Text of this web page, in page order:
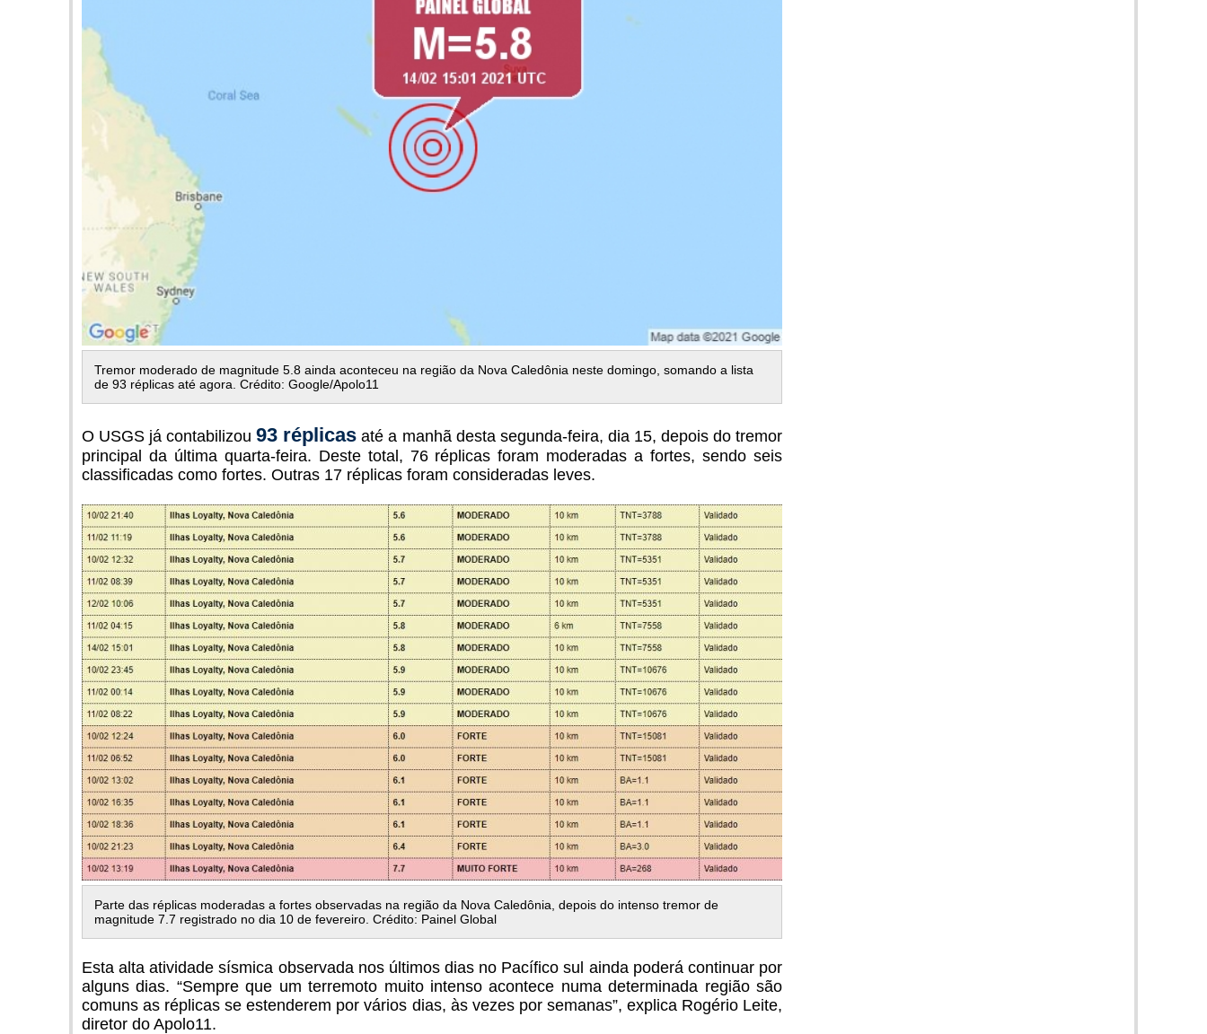
Tremor moderado de magnitude 5.8 ainda aconteceu na região da Nova Caledônia neste domingo, somando a lista
de 93 réplicas até agora. Crédito: Google/Apolo11
O USGS já contabilizou93 réplicas até a manhã desta segunda-feira, dia 15, depois do tremor
principal da última quarta-feira. Deste total, 76 réplicas foram moderadas a fortes, sendo seis
classificadas como fortes. Outras 17 réplicas foram consideradas leves.
Parte das réplicas moderadas a fortes observadas na região da Nova Caledônia, depois do intenso tremor de
magnitude 7.7 registrado no dia 10 de fevereiro. Crédito: Painel Global
Esta alta atividade sísmica observada nos últimos dias no Pacífico sul ainda poderá continuar por
alguns dias. “Sempre que um terremoto muito intenso acontece numa determinada região são
comuns as réplicas se estenderem por vários dias, às vezes por semanas”, explica Rogério Leite,
diretor do Apolo11.